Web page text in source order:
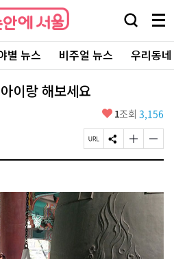
검
창
열
기
메
뉴
전
체
보
별 뉴스 비주얼 뉴스 우리동
이랑 해보세요
좋
요
1조회 3,156
페
이
R
L
복
사
S
N
유
하
기
글
자
크
기
글
자
작